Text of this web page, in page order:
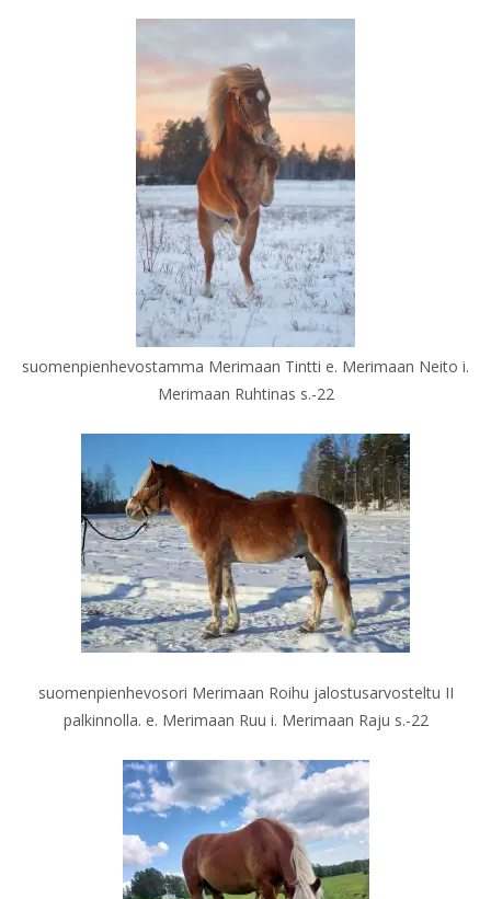
suomenpienhevostamma Merimaan Tintti e. Merimaan Neito i.
Merimaan Ruhtinas s.-22
suomenpienhevosori Merimaan Roihu jalostusarvosteltu II
palkinnolla. e. Merimaan Ruu i. Merimaan Raju s.-22